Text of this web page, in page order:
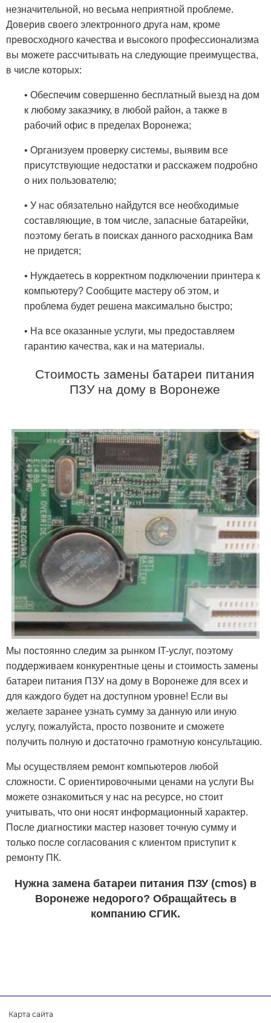
незначительной, но весьма неприятной проблеме.
Доверив своего электронного друга нам, кроме
превосходного качества и высокого профессионализма
вы можете рассчитывать на следующие преимущества,
в числе которых:
• Обеспечим совершенно бесплатный выезд на дом
к любому заказчику, в любой район, а также в
рабочий офис в пределах Воронежа;
• Организуем проверку системы, выявим все
присутствующие недостатки и расскажем подробно
о них пользователю;
• У нас обязательно найдутся все необходимые
составляющие, в том числе, запасные батарейки,
поэтому бегать в поисках данного расходника Вам
не придется;
• Нуждаетесь в корректном подключении принтера к
компьютеру? Сообщите мастеру об этом, и
проблема будет решена максимально быстро;
• На все оказанные услуги, мы предоставляем
гарантию качества, как и на материалы.
Стоимость замены батареи питания
ПЗУ на дому в Воронеже
Мы постоянно следим за рынком IT-услуг, поэтому
поддерживаем конкурентные цены и стоимость замены
батареи питания ПЗУ на дому в Воронеже для всех и
для каждого будет на доступном уровне! Если вы
желаете заранее узнать сумму за данную или иную
услугу, пожалуйста, просто позвоните и сможете
получить полную и достаточно грамотную консультацию.
Мы осуществляем ремонт компьютеров любой
сложности. С ориентировочными ценами на услуги Вы
можете ознакомиться у нас на ресурсе, но стоит
учитывать, что они носят информационный характер.
После диагностики мастер назовет точную сумму и
только после согласования с клиентом приступит к
ремонту ПК.
Нужна замена батареи питания ПЗУ (cmos) в
Воронеже недорого? Обращайтесь в
компанию СГИК.
Карта сайта